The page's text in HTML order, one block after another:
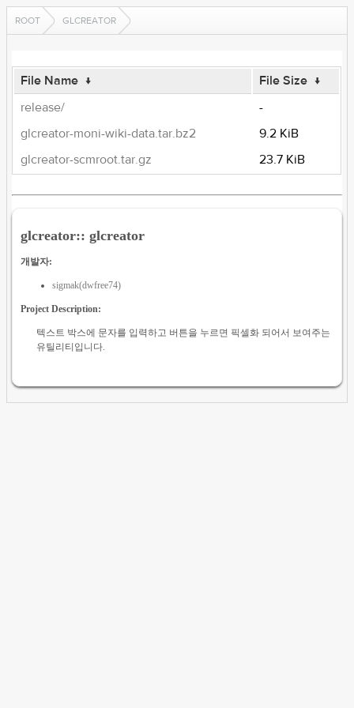
ROOT GLCREATOR
File Name ↓ File Size ↓
release/
-
glcreator-moni-wiki-data.tar.bz2
9.2 KiB
glcreator-scmroot.tar.gz
23.7 KiB
glcreator:: glcreator
개발자:
sigmak(dwfree74)
Project Description:
텍스트 박스에 문자를 입력하고 버튼을 누르면 픽셀화 되어서 보여주는
유틸리티입니다.